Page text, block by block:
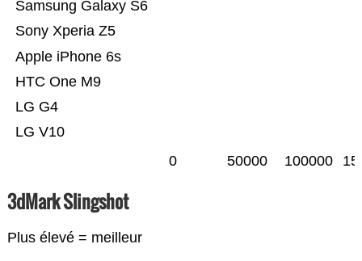
LG V10
LG G4
HTC One M9
Apple iPhone 6s
Sony Xperia Z5
Samsung Galaxy S6
0 50000 100000
3dMark Slingshot
Plus élevé = meilleur